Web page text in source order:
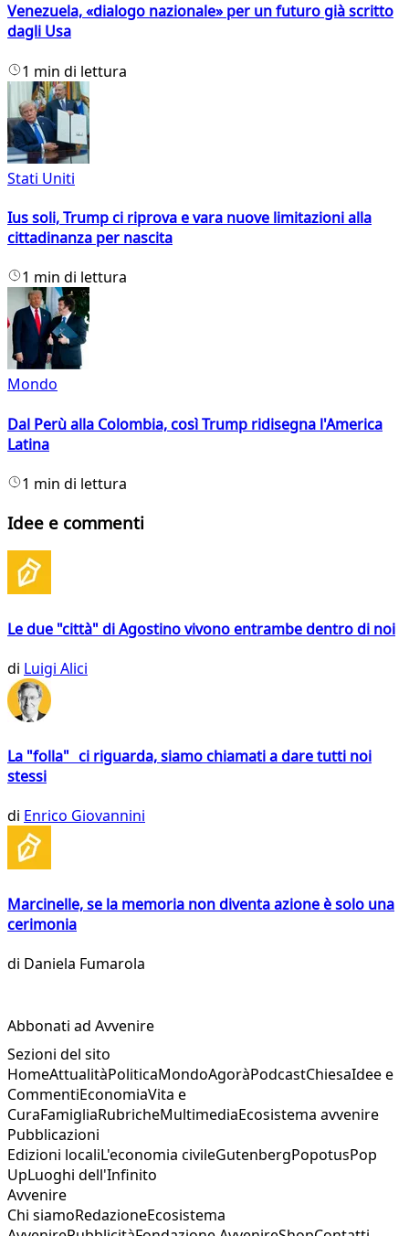
Venezuela, «dialogo nazionale» per un futuro già scritto
dagli Usa
1 min di lettura
Stati Uniti
Ius soli, Trump ci riprova e vara nuove limitazioni alla
cittadinanza per nascita
1 min di lettura
Mondo
Dal Perù alla Colombia, così Trump ridisegna l'America
Latina
1 min di lettura
Idee e commenti
Le due "città" di Agostino vivono entrambe dentro di noi
di Luigi Alici
La "folla" ci riguarda, siamo chiamati a dare tutti noi
stessi
di Enrico Giovannini
Marcinelle, se la memoria non diventa azione è solo una
cerimonia
di Daniela Fumarola
Abbonati ad Avvenire
Sezioni del sito
HomeAttualitàPoliticaMondoAgoràPodcastChiesaIdee e
CommentiEconomiaVita e
CuraFamigliaRubricheMultimediaEcosistema avvenire
Pubblicazioni
Edizioni localiL'economia civileGutenbergPopotusPop
UpLuoghi dell'Infinito
Avvenire
Chi siamoRedazioneEcosistema